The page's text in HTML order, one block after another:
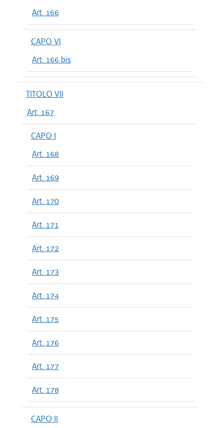
Art. 166
CAPO VI
Art. 166 bis
TITOLO VII
Art. 167
CAPO I
Art. 168
Art. 169
Art. 170
Art. 171
Art. 172
Art. 173
Art. 174
Art. 175
Art. 176
Art. 177
Art. 178
CAPO II